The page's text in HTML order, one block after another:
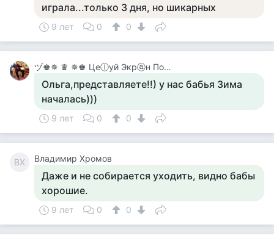
играла...только 3 дня, но шикарных
9 лет 0 0
ヅ♚✵ ♛ ✵♚ Цеⓛуй Экрⓐн Покⓐ On-Line♚✵ ♛✵ ♚
Ольга,представляете!!) у нас бабья Зима
началась)))
9 лет 0 0
ВХ Владимир Хромов
Даже и не собирается уходить, видно бабы
хорошие.
9 лет 0 0